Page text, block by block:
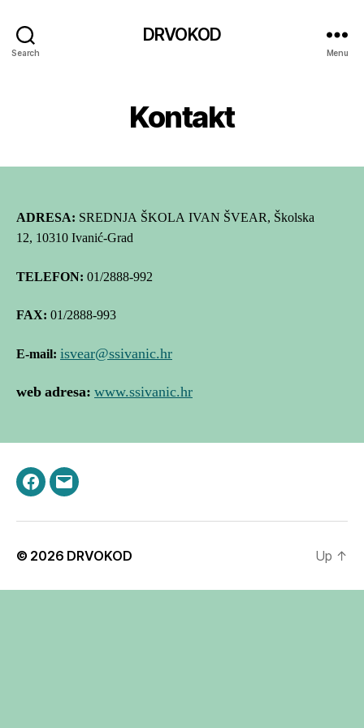
Search
DRVOKOD
Menu
Kontakt
ADRESA: SREDNJA ŠKOLA IVAN ŠVEAR, Školska
12, 10310 Ivanić-Grad
TELEFON: 01/2888-992
FAX: 01/2888-993
E-mail: isvear@ssivanic.hr
web adresa: www.ssivanic.hr
Facebook
Email
© 2026 DRVOKOD Up ↑